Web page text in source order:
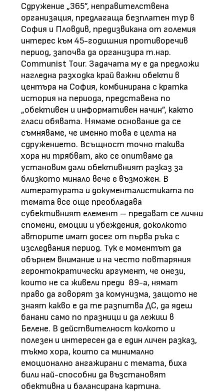
Сдружение „365”, неправителствена
организация, предлагаща безплатен тур в
София и Пловдив, предизвикана от големия
интерес към 45-годишния противоречив
период, започва да организира т.нар.
Communist Tour. Задачата му е да предложи
нагледна разходка край важни обекти в
центъра на София, комбинирана с кратка
история на периода, представена по
„обективен и информативен начин”, както
гласи обявата. Нямаме основание да се
съмняваме, че именно това е целта на
сдружението. Всъщност точно такива
хора ни трябват, ако се опитваме да
установим дали обективният разказ за
близкото минало вече е възможен. В
литературата и документалистиката по
темата все още преобладава
субективният елемент – предават се лични
спомени, емоции и убеждения, доколкото
авторите имат досег от първа ръка с
изследвания период. Тук е моментът да
обърнем внимание и на често повтаряния
геронтократически аргумент, че онези,
които не са живели преди 89-а, нямат
право да говорят за комунизма, защото не
знаят какво е да те разпитва ДС, да ядеш
банани само по празници и да лежиш в
Белене. В действителност колкото и
полезен и интересен да е един личен разказ,
тъкмо хора, които са минимално
емоционално ангажирани с темата, биха
били най-способни да възстановят
обективна и балансирана картина.